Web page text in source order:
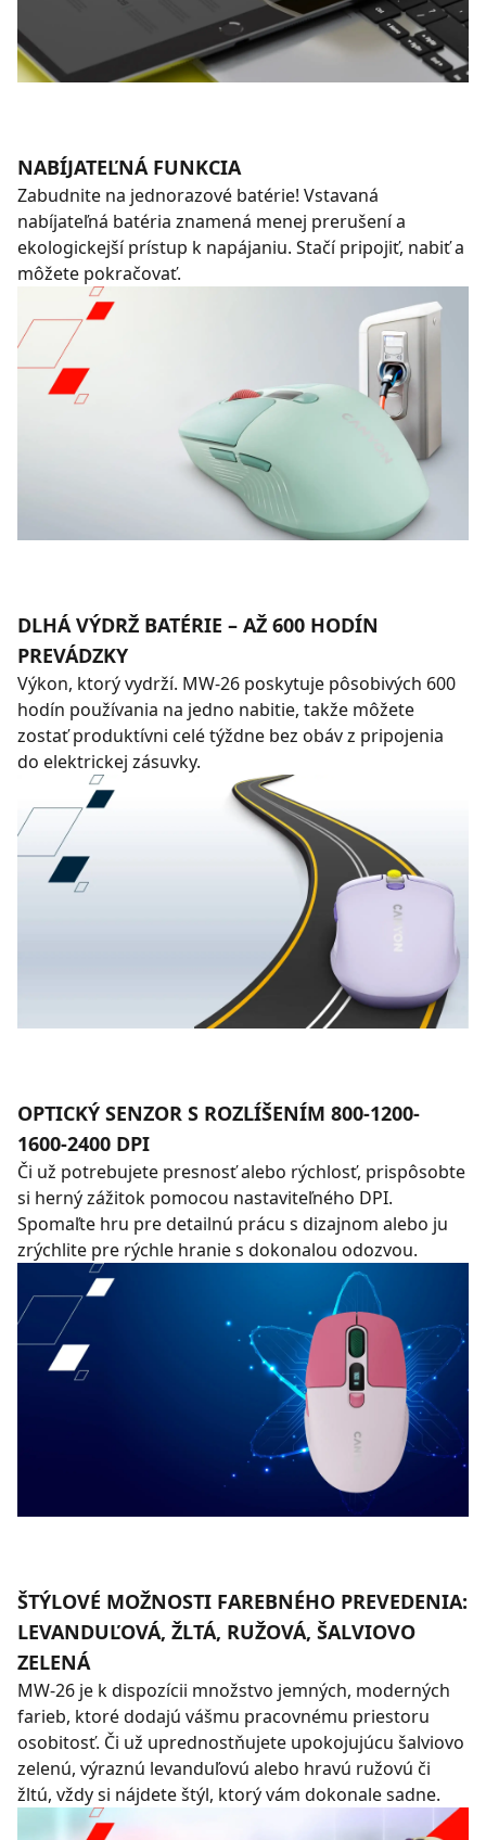
NABÍJATEĽNÁ FUNKCIA
Zabudnite na jednorazové batérie! Vstavaná
nabíjateľná batéria znamená menej prerušení a
ekologickejší prístup k napájaniu. Stačí pripojiť, nabiť a
môžete pokračovať.
DLHÁ VÝDRŽ BATÉRIE – AŽ 600 HODÍN
PREVÁDZKY
Výkon, ktorý vydrží. MW-26 poskytuje pôsobivých 600
hodín používania na jedno nabitie, takže môžete
zostať produktívni celé týždne bez obáv z pripojenia
do elektrickej zásuvky.
OPTICKÝ SENZOR S ROZLÍŠENÍM 800-1200-
1600-2400 DPI
Či už potrebujete presnosť alebo rýchlosť, prispôsobte
si herný zážitok pomocou nastaviteľného DPI.
Spomaľte hru pre detailnú prácu s dizajnom alebo ju
zrýchlite pre rýchle hranie s dokonalou odozvou.
ŠTÝLOVÉ MOŽNOSTI FAREBNÉHO PREVEDENIA:
LEVANDUĽOVÁ, ŽLTÁ, RUŽOVÁ, ŠALVIOVO
ZELENÁ
MW-26 je k dispozícii množstvo jemných, moderných
farieb, ktoré dodajú vášmu pracovnému priestoru
osobitosť. Či už uprednostňujete upokojujúcu šalviovo
zelenú, výraznú levanduľovú alebo hravú ružovú či
žltú, vždy si nájdete štýl, ktorý vám dokonale sadne.